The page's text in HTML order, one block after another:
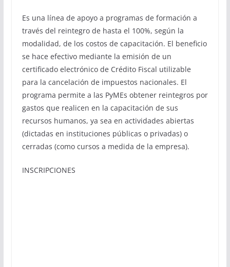
Es una línea de apoyo a programas de formación a
través del reintegro de hasta el 100%, según la
modalidad, de los costos de capacitación. El beneficio
se hace efectivo mediante la emisión de un
certificado electrónico de Crédito Fiscal utilizable
para la cancelación de impuestos nacionales. El
programa permite a las PyMEs obtener reintegros por
gastos que realicen en la capacitación de sus
recursos humanos, ya sea en actividades abiertas
(dictadas en instituciones públicas o privadas) o
cerradas (como cursos a medida de la empresa).
INSCRIPCIONES